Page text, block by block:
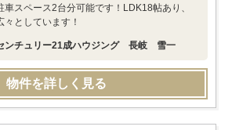
車スペース2台分可能です！LDK18帖あり、
々としています！
ンチュリー21成ハウジング 長岐 雪一
物件を詳しく見る